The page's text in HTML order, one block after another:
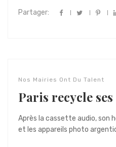
Partager:
Nos Mairies Ont Du Talent
Paris recycle ses
Après la cassette audio, son
et les appareils photo